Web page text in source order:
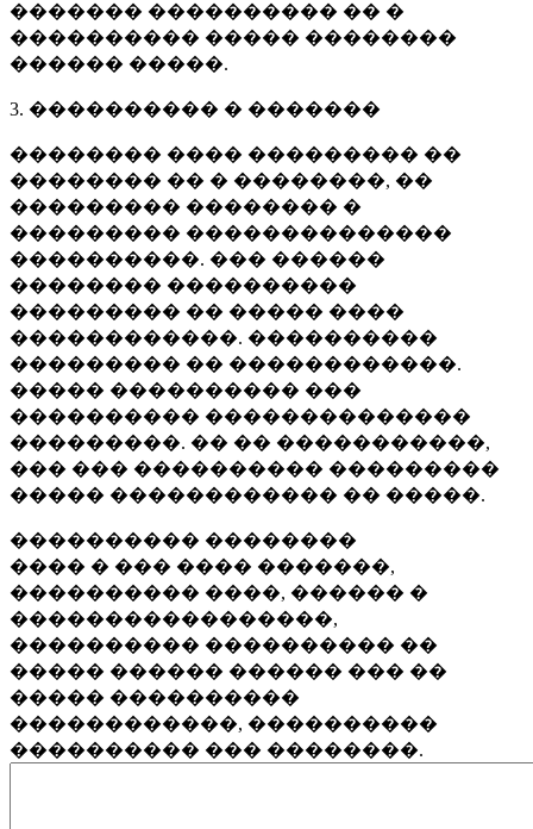
������� ���������� �� �
���������� ����� ��������
������ �����.
3. ���������� � �������
�������� ���� ��������� ��
�������� �� � ��������, ��
��������� �������� �
��������� ��������������
����������. ��� ������
�������� ����������
��������� �� ����� ����
������������. ����������
��������� �� ������������.
����� ���������� ���
���������� ��������������
���������. �� �� �����������,
��� ��� ���������� ���������
����� ������������ �� �����.
���������� ��������
���� � ��� ���� �������,
���������� ����, ������ �
�����������������,
���������� ���������� ��
����� ������ ������ ��� ��
����� ����������
������������, ����������
���������� ��� ��������.